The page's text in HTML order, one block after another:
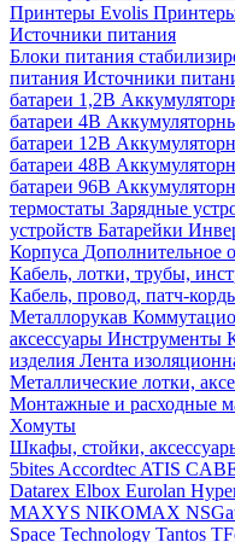
Принтеры Evolis
Источники питания
Блоки питания
питания Источники
батареи 1,2В
батареи 4В
батареи 12В
батареи 48В
батареи 96В
термостаты Зарядные
устройств Батарейки
Корпуса Дополнительное
Кабель, лотки, трубы,
Кабель, провод, патч-
Металлорукав
аксессуары Инструменты
изделия Лента
Металлические лотки,
Монтажные и расходные
Хомуты
Шкафы, стойки,
5bites Accordtec ATIS
Datarex Elbox Eurolan
MAXYS NIKOMAX
Space Technology Tantos